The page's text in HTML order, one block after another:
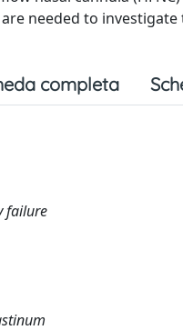
needed to
completa
failure